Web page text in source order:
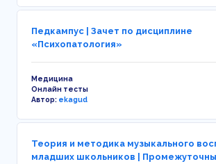
Педкампус | Зачет по дисциплине
«Психопатология»
Медицина
Онлайн тесты
Автор: ekagud
Теория и методика музыкального
младших школьников |